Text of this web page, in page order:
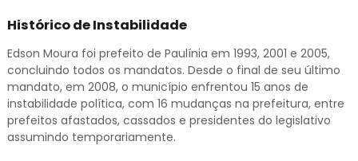
Histórico de Instabilidade
Edson Moura foi prefeito de Paulínia em 1993, 2001 e 2005,
concluindo todos os mandatos. Desde o final de seu último
mandato, em 2008, o município enfrentou 15 anos de
instabilidade política, com 16 mudanças na prefeitura, entre
prefeitos afastados, cassados e presidentes do legislativo
assumindo temporariamente.